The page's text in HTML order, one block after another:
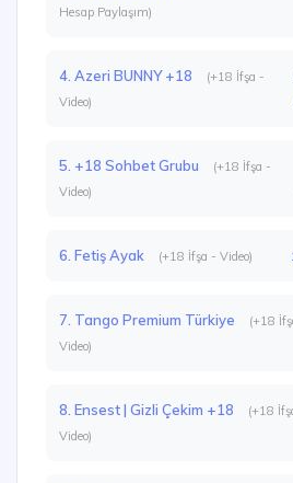
Hesap Paylaşım)
4. Azeri BUNNY +18
(+18 İfşa -
Video)
5. +18 Sohbet Grubu
(+18 İfşa -
Video)
6. Fetiş Ayak (+18 İfşa - Video)
7. Tango Premium Türkiye
(+18
Video)
8. Ensest | Gizli Çekim +18
(+18
Video)